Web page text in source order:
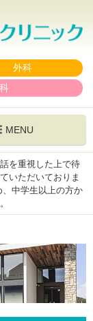
外科
MENU
を重視した上で待
いただいておりま
中学生以上の方か